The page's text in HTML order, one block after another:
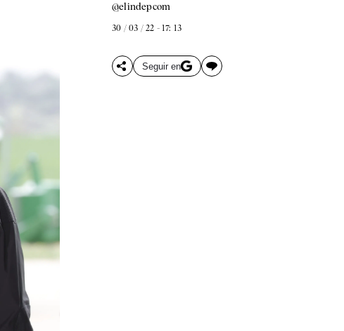
@elindepcom
30 / 03 / 22 - 17: 13
Seguir en